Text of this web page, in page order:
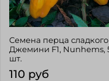
Cемена перца сладкого
Джемини F1, Nunhems, 5
шт.
110 руб